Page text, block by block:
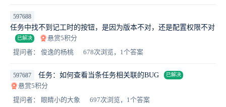
597688
任务中找不到记工时的按钮，是因为版本不对，还是配置权限不对
已解决
悬赏5积分
提问者： 俊逸的杨桃
678次浏览，1个答案
597687 任务：如何查看当条任务相关联的BUG 已解决
悬赏5积分
提问者： 眼睛小的大象
697次浏览，1个答案